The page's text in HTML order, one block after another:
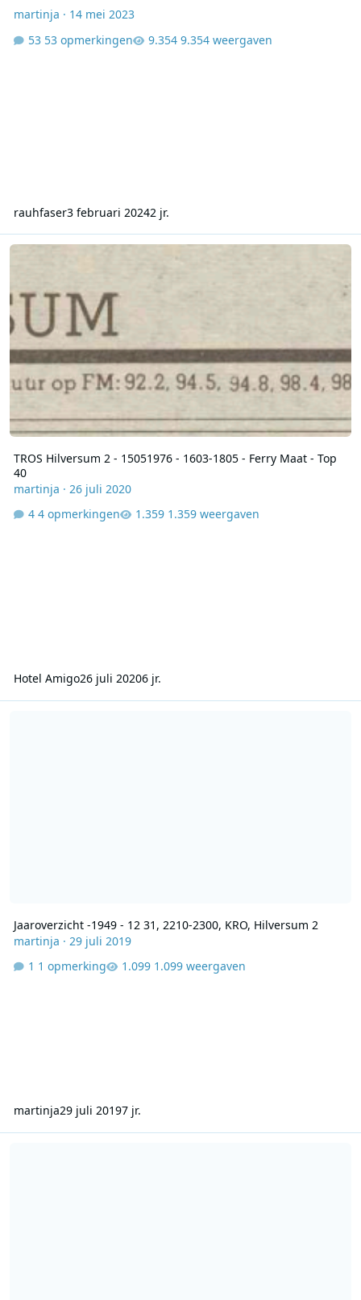
martinja · 14 mei 2023
53 opmerkingen
9.354 weergaven
rauhfaser3 februari 20242 jr.
TROS Hilversum 2 - 15051976 - 1603-1805 - Ferry Maat - Top 40
TROS Hilversum 2 - 15051976 - 1603-1805 - Ferry Maat - Top
40
martinja · 26 juli 2020
4 opmerkingen
1.359 weergaven
Hotel Amigo26 juli 20206 jr.
Jaaroverzicht -1949 - 12 31, 2210-2300, KRO, Hilversum 2
martinja · 29 juli 2019
1 opmerking
1.099 weergaven
martinja29 juli 20197 jr.